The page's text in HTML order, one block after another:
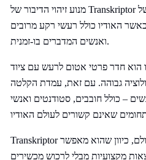
מנוע זיהוי הדיבור של Transkriptor מספק תמלילים ברמת דיוק של
מ-2 דקות, גם כאשר האודיו כולל רעשי רקע מרובים
ואנשים המדברים בו-זמנית.
הוא חדר פרטי אטום לרעש עם ציוד
גבוהה. עם זאת, עמדת הקלטה
– כולל חובבים, סטודנטים ואנשי
Transkriptor הוא כלי שמתאים לכולם, כיוון שהוא מאפשר
מקצועיות מבלי לרכוש מכשירים